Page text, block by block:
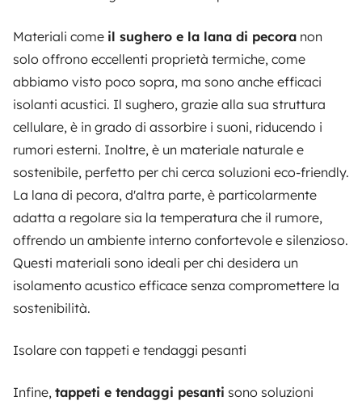
Materiali come il sughero e la lana di pecora non
solo offrono eccellenti proprietà termiche, come
abbiamo visto poco sopra, ma sono anche efficaci
isolanti acustici. Il sughero, grazie alla sua struttura
cellulare, è in grado di assorbire i suoni, riducendo i
rumori esterni. Inoltre, è un materiale naturale e
sostenibile, perfetto per chi cerca soluzioni eco-friendly.
La lana di pecora, d'altra parte, è particolarmente
adatta a regolare sia la temperatura che il rumore,
offrendo un ambiente interno confortevole e silenzioso.
Questi materiali sono ideali per chi desidera un
isolamento acustico efficace senza compromettere la
sostenibilità.
Isolare con tappeti e tendaggi pesanti
Infine, tappeti e tendaggi pesanti sono soluzioni